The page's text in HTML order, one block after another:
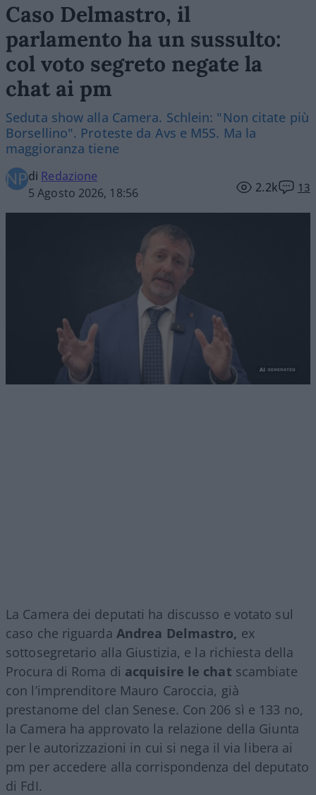
Caso Delmastro, il
parlamento ha un sussulto:
col voto segreto negate la
chat ai pm
Seduta show alla Camera. Schlein: "Non citate più
Borsellino". Proteste da Avs e M5S. Ma la
maggioranza tiene
di Redazione
5 Agosto 2026, 18:56
2.2k 13
La Camera dei deputati ha discusso e votato sul
caso che riguarda Andrea Delmastro, ex
sottosegretario alla Giustizia, e la richiesta della
Procura di Roma di acquisire le chat scambiate
con l’imprenditore Mauro Caroccia, già
prestanome del clan Senese. Con 206 sì e 133 no,
la Camera ha approvato la relazione della Giunta
per le autorizzazioni in cui si nega il via libera ai
pm per accedere alla corrispondenza del deputato
di FdI.